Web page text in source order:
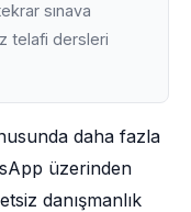
sınava
telafi dersleri
daha fazla
üzerinden
danışmanlık